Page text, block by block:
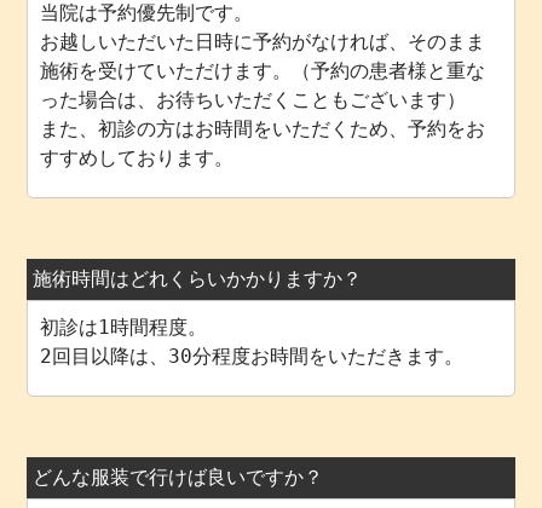
当院は予約優先制です。
お越しいただいた日時に予約がなければ、そのまま
施術を受けていただけます。（予約の患者様と重な
った場合は、お待ちいただくこともございます）
また、初診の方はお時間をいただくため、予約をお
すすめしております。
施術時間はどれくらいかかりますか？
初診は1時間程度。
2回目以降は、30分程度お時間をいただきます。
どんな服装で行けば良いですか？